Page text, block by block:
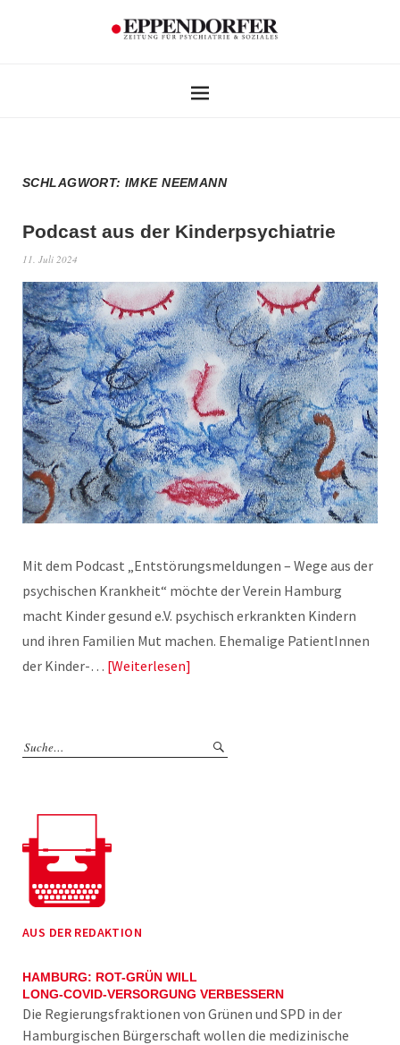
SCHLAGWORT:IMKE NEEMANN
Podcast aus der Kinderpsychiatrie
11. Juli 2024
Mit dem Podcast „Entstörungsmeldungen – Wege aus der
psychischen Krankheit“ möchte der Verein Hamburg
macht Kinder gesund e.V. psychisch erkrankten Kindern
und ihren Familien Mut machen. Ehemalige PatientInnen
der Kinder-… Weiterlesen
AUS DER REDAKTION
HAMBURG: ROT-GRÜN WILL
LONG-COVID-VERSORGUNG VERBESSERN
Die Regierungsfraktionen von Grünen und SPD in der
Hamburgischen Bürgerschaft wollen die medizinische